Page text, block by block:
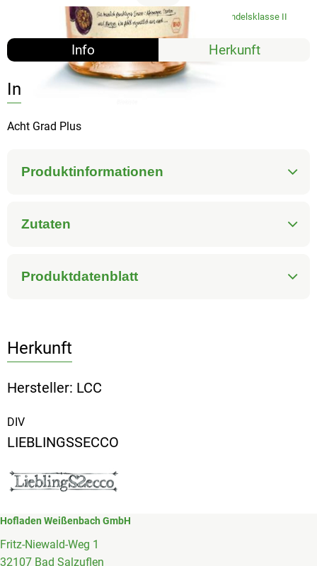
5,99 €/ 0,75 l 7,99 €/ l 19% MwSt Handelsklasse II
Info Herkunft
Info
Acht Grad Plus
Produktinformationen
Zutaten
Produktdatenblatt
Herkunft
Hersteller: LCC
DIV
LIEBLINGSSECCO
Hofladen Weißenbach GmbH
Fritz-Niewald-Weg 1
32107 Bad Salzuflen